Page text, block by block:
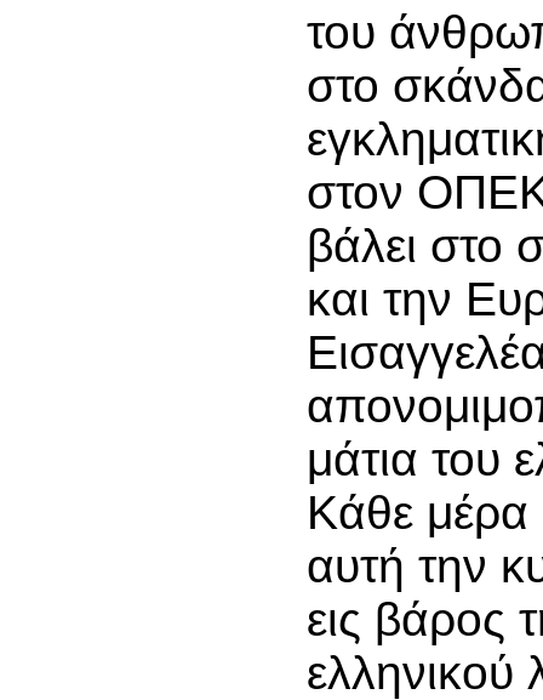
του
στο
στον
βάλει στο
και την
μάτια του
Κάθε μέρα
αυτή την
εις βάρος
ελληνικού